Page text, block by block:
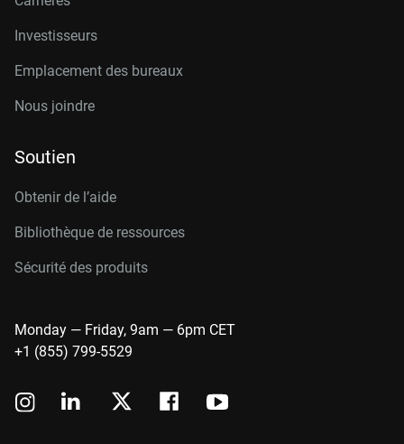
Investisseurs
Emplacement des bureaux
Nous joindre
Soutien
Obtenir de l’aide
Bibliothèque de ressources
Sécurité des produits
Monday — Friday, 9am — 6pm CET
+1 (855) 799-5529